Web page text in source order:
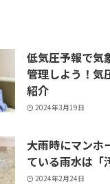
低気圧予報で気
管理しよう！気
紹介
2024年3月19日
大雨時にマンホ
ている雨水は「
2024年2月24日